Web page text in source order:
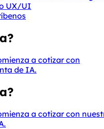
UX/UI
a cotizar con
de IA.
a cotizar con